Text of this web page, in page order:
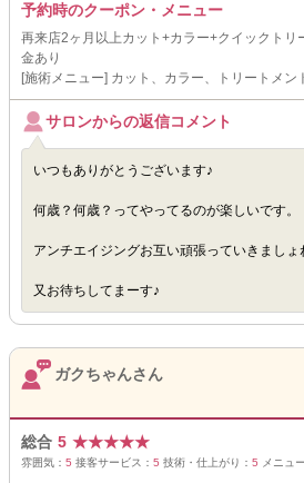
予約時のクーポン・メニュー
再来店2ヶ月以上カット+カラー+クイックト
金あり
[施術メニュー] カット、カラー、トリートメン
サロンからの返信コメント
いつもありがとうございます♪
何歳？何歳？ってやってるのが楽しいです。
アンチエイジングお互い頑張っていきましょ
又お待ちしてまーす♪
ガクちゃんさん
総合 5 ★★★★★
雰囲気： 5 接客サービス： 5 技術・仕上がり： 5 メニュ